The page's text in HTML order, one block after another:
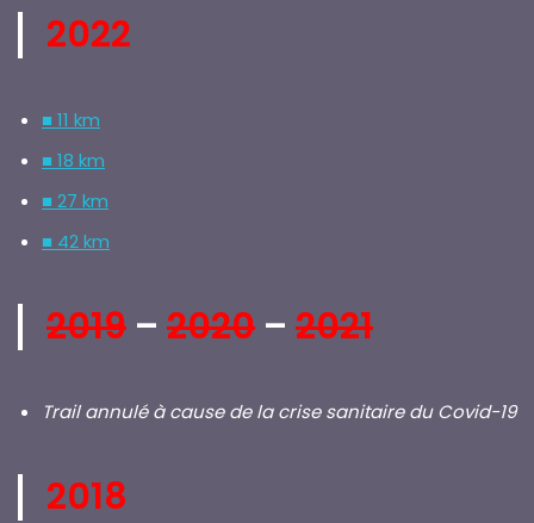
2022
■ 11 km
■ 18 km
■ 27 km
■ 42 km
2019 – 2020 – 2021
Trail annulé à cause de la crise sanitaire du Covid-19
2018